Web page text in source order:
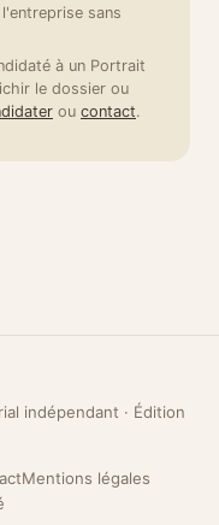
sans
à un Portrait
le dossier ou
ou contact.
indépendant · Édition
Mentions légales